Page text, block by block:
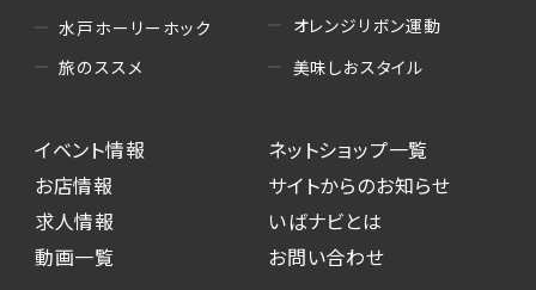
水戸ホーリーホック
旅のススメ
オレンジリボン運動
美味しおスタイル
イベント情報
お店情報
求人情報
動画一覧
ネットショップ一覧
サイトからのお知らせ
いばナビとは
お問い合わせ